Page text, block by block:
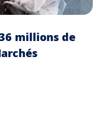
millions de